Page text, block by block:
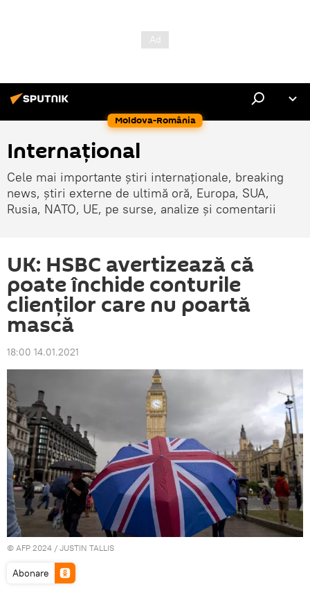
Moldova-România
Internaţional
Cele mai importante știri internaționale, breaking
news, știri externe de ultimă oră, Europa, SUA,
Rusia, NATO, UE, pe surse, analize și comentarii
UK: HSBC avertizează că
poate închide conturile
clienţilor care nu poartă
mască
18:00 14.01.2021
© AFP 2024 / JUSTIN TALLIS
Abonare